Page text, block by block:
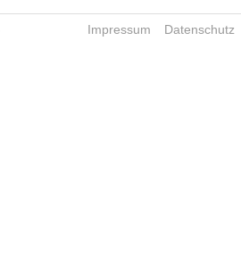
Impressum Datenschutz